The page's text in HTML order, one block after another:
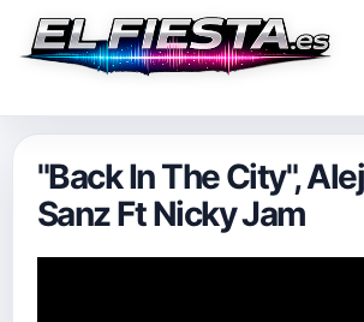
"Back In The City",
Sanz Ft Nicky Jam